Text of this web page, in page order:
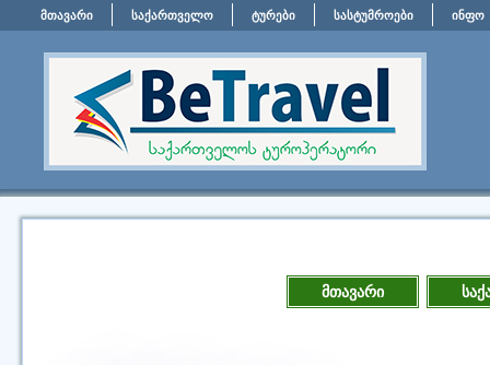
მთავარი საქართველო ტურები სასტუმროები ინფო
მთავარი